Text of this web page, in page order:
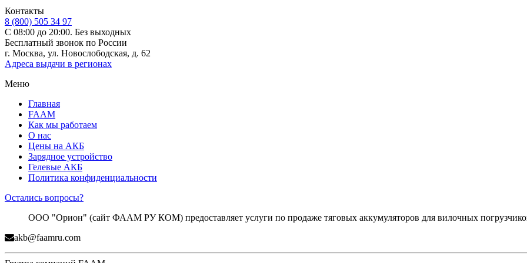
Контакты
8 (800) 505 34 97
С 08:00 до 20:00. Без выходных
Бесплатный звонок по России
г. Москва, ул. Новослободская, д. 62
Адреса выдачи в регионах
Меню
Главная
FAAM
Как мы работаем
О нас
Цены на АКБ
Зарядное устройство
Гелевые АКБ
Политика конфиденциальности
Остались вопросы?
ООО "Орион" (сайт ФААМ РУ КОМ) предоставляет услуги по продаже тяговых аккумуляторов для вилочных
akb@faamru.com